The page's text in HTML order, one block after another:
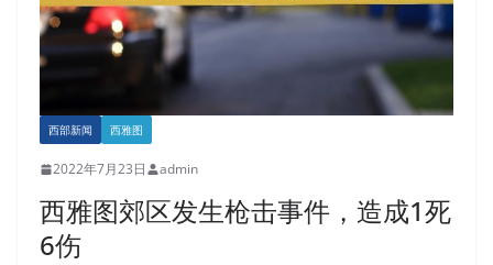
西部新闻 西雅图
2022年7月23日 admin
西雅图郊区发生枪击事件，造成1死
6伤